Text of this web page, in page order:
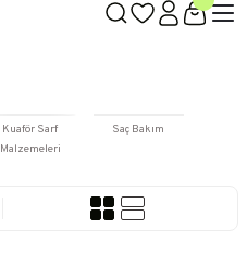
Kuaför Sarf
Malzemeleri
Saç Bakım